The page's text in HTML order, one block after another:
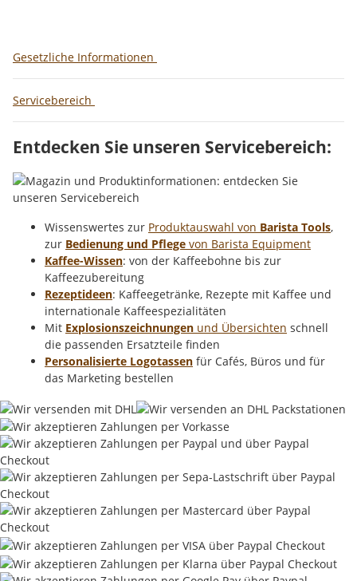
Gesetzliche Informationen
Servicebereich
Entdecken Sie unseren Servicebereich:
Wissenswertes zur Produktauswahl von Barista Tools,
zur Bedienung und Pflege von Barista Equipment
Kaffee-Wissen: von der Kaffeebohne bis zur
Kaffeezubereitung
Rezeptideen: Kaffeegetränke, Rezepte mit Kaffee und
internationale Kaffeespezialitäten
Mit Explosionszeichnungen und Übersichten schnell
die passenden Ersatzteile finden
Personalisierte Logotassen für Cafés, Büros und für
das Marketing bestellen